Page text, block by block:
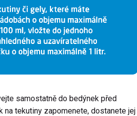
samostatně do bedýnek před
na tekutiny zapomenete, dostanete jej